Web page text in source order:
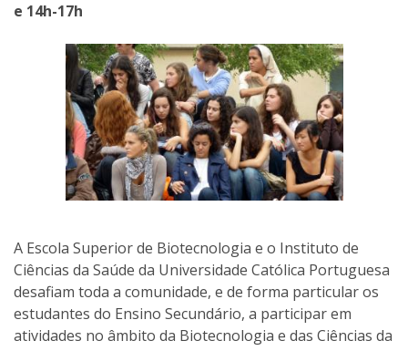
e 14h-17h
A Escola Superior de Biotecnologia e o Instituto de
Ciências da Saúde da Universidade Católica Portuguesa
desafiam toda a comunidade, e de forma particular os
estudantes do Ensino Secundário, a participar em
atividades no âmbito da Biotecnologia e das Ciências da